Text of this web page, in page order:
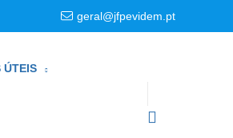
geral@jfpevidem.pt
ÚTEIS